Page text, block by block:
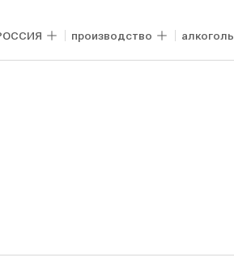
производство алкоголь